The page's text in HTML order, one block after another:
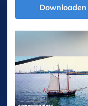
Downloaden